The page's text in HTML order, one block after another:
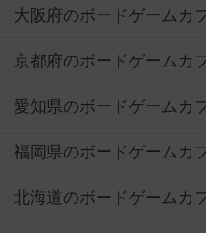
大阪府のボードゲームカ
京都府のボードゲームカ
愛知県のボードゲームカ
福岡県のボードゲームカ
北海道のボードゲームカ